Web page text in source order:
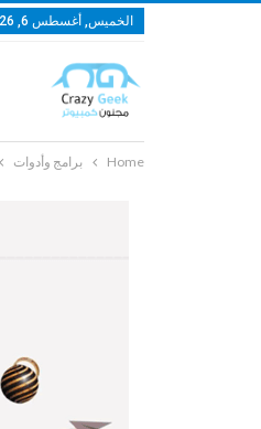
الخميس, أغسطس 6, 2026
Home برامج وأدوات